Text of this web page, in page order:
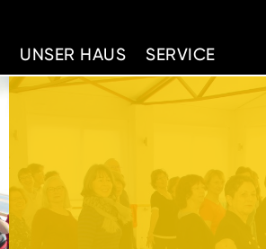
UNSER HAUS SERVICE